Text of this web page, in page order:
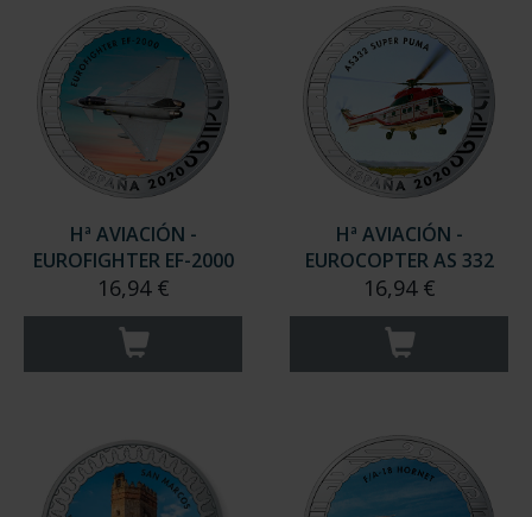
Hª AVIACIÓN -
EUROFIGHTER EF-2000
16,94 €
Hª AVIACIÓN -
EUROCOPTER AS 332
16,94 €